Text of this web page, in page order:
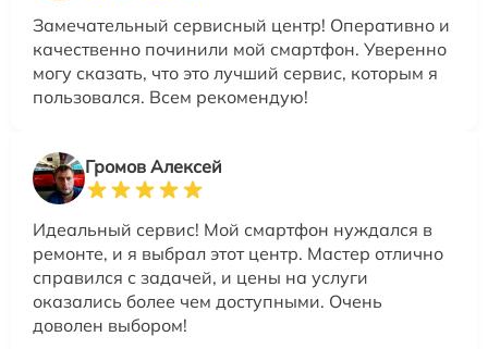
Замечательный сервисный центр! Оперативно и
качественно починили мой смартфон. Уверенно
могу сказать, что это лучший сервис, которым я
пользовался. Всем рекомендую!
Громов Алексей
Идеальный сервис! Мой смартфон нуждался в
ремонте, и я выбрал этот центр. Мастер отлично
справился с задачей, и цены на услуги
оказались более чем доступными. Очень
доволен выбором!